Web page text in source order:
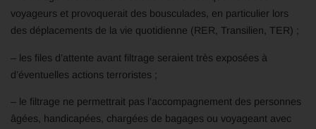
voyageurs et provoquerait des bousculades, en particulier lors
des déplacements de la vie quotidienne (RER, Transilien, TER) ;
– les files d’attente avant filtrage seraient très exposées à
d’éventuelles actions terroristes ;
– le filtrage ne permettrait pas l’accompagnement des personnes
âgées, handicapées, chargées de bagages ou voyageant avec